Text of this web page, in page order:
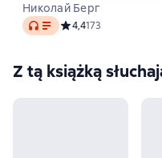
Николай Берг
Audio Средний рейтинг
4,4173
Z tą książką